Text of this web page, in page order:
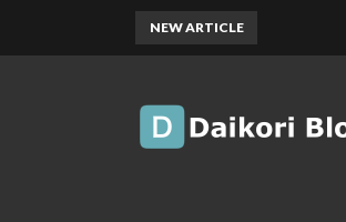
NEW ARTICLE